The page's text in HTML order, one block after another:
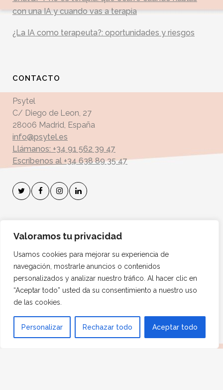
Valoramos tu privacidad
Usamos cookies para mejorar su experiencia de
navegación, mostrarle anuncios o contenidos
personalizados y analizar nuestro tráfico. Al hacer clic en
“Aceptar todo” usted da su consentimiento a nuestro uso
de las cookies.
Personalizar Rechazar todo Aceptar todo
con una IA y cuando vas a terapia
¿La IA como terapeuta?: oportunidades y riesgos
CONTACTO
Psytel
C/ Diego de Leon, 27
28006 Madrid, España
info@psytel.es
Llámanos: +34 91 562 39 47
Escríbenos al +34 638 89 35 47